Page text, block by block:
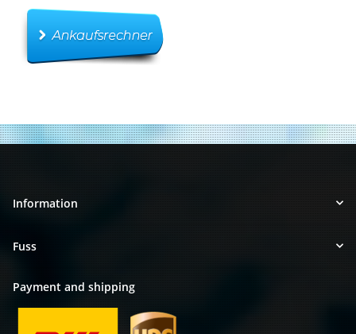
Information
Fuss
Payment and shipping